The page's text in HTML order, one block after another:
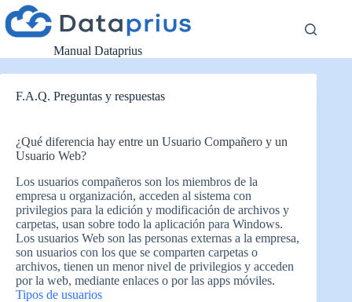
Saltar
al
contenido
Manual Dataprius
F.A.Q. Preguntas y respuestas
¿Qué diferencia hay entre un Usuario Compañero y un
Usuario Web?
Los usuarios compañeros son los miembros de la
empresa u organización, acceden al sistema con
privilegios para la edición y modificación de archivos y
carpetas, usan sobre todo la aplicación para Windows.
Los usuarios Web son las personas externas a la empresa,
son usuarios con los que se comparten carpetas o
archivos, tienen un menor nivel de privilegios y acceden
por la web, mediante enlaces o por las apps móviles.
Tipos de usuarios